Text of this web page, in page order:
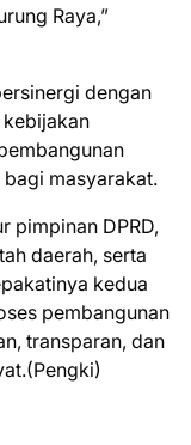
Raya,”
dengan
masyarakat.
pimpinan DPRD,
daerah, serta
kedua
pembangunan
transparan, dan